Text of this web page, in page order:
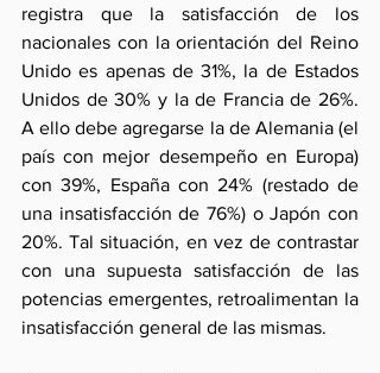
registra que la satisfacción de los
nacionales con la orientación del Reino
Unido es apenas de 31%, la de Estados
Unidos de 30% y la de Francia de 26%.
A ello debe agregarse la de Alemania (el
país con mejor desempeño en Europa)
con 39%, España con 24% (restado de
una insatisfacción de 76%) o Japón con
20%. Tal situación, en vez de contrastar
con una supuesta satisfacción de las
potencias emergentes, retroalimentan la
insatisfacción general de las mismas.